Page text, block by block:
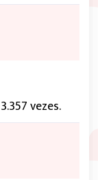
vezes.